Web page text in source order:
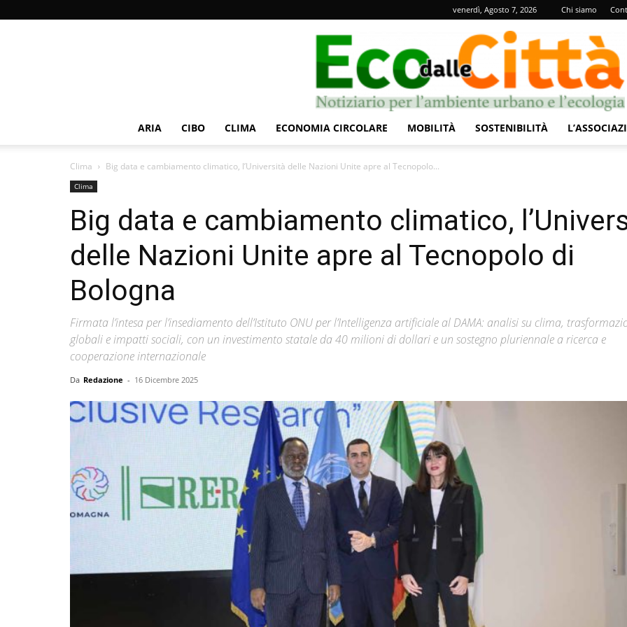
venerdì, Agosto 7, 2026 Chi siamo
Città
ARIA CIBO CLIMA ECONOMIA CIRCOLARE MOBILITÀ SOSTENIBILITÀ
Clima Big data e cambiamento climatico, l’Università delle Nazioni Unite apre al Tecnopolo...
Clima
Big data e cambiamento climatico,
delle Nazioni Unite apre al Tecnopolo di
Bologna
Firmata l’intesa per l’insediamento dell’Istituto ONU per l’Intelligenza artificiale al DAMA: analisi su clima,
globali e impatti sociali, con un investimento statale da 40 milioni di dollari e un sostegno pluriennale a ricerca e
cooperazione internazionale
Da Redazione - 16 Dicembre 2025